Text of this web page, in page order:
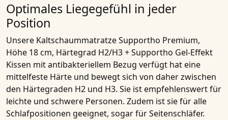
Optimales Liegegefühl in jeder
Position
Unsere Kaltschaummatratze Supportho Premium,
Höhe 18 cm, Härtegrad H2/H3 + Supportho Gel-Effekt
Kissen mit antibakteriellem Bezug verfügt hat eine
mittelfeste Härte und bewegt sich von daher zwischen
den Härtegraden H2 und H3. Sie ist empfehlenswert für
leichte und schwere Personen. Zudem ist sie für alle
Schlafpositionen geeignet, sogar für Seitenschläfer.